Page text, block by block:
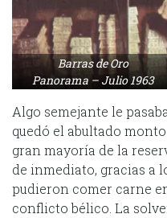
Barras de Oro
Panorama – Julio 1963
Algo semejante le
quedó el abultado
gran mayoría de la
de inmediato, gracias a
pudieron comer carne
conflicto bélico. La